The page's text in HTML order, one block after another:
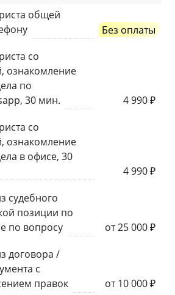
общей
Без оплаты
со
ознакомление
по
30 мин.
4 990 ₽
со
ознакомление
в офисе, 30
4 990 ₽
судебного
позиции по
по вопросу
от 25 000 ₽
договора /
с
правок
от 10 000 ₽